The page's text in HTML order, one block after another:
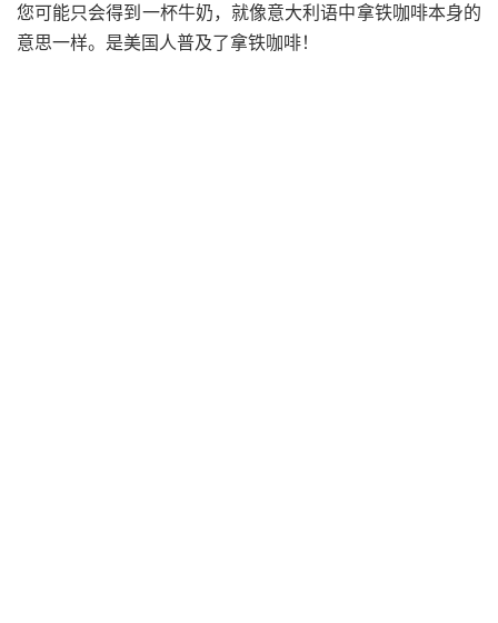
您可能只会得到一杯牛奶，就像意大利语中拿铁咖啡本身的
意思一样。是美国人普及了拿铁咖啡！